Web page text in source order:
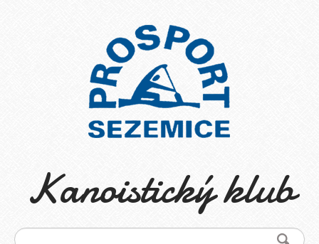
Kanoistický klub